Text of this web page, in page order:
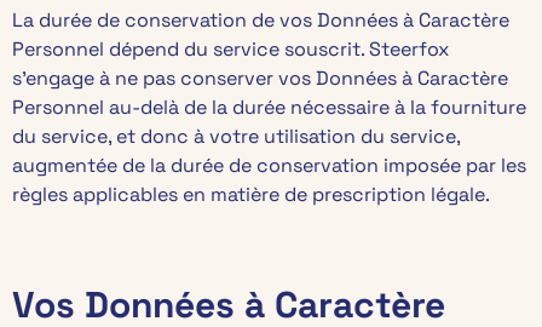
La durée de conservation de vos Données à Caractère
Personnel dépend du service souscrit. Steerfox
s’engage à ne pas conserver vos Données à Caractère
Personnel au-delà de la durée nécessaire à la fourniture
du service, et donc à votre utilisation du service,
augmentée de la durée de conservation imposée par les
règles applicables en matière de prescription légale.
Vos Données à Caractère